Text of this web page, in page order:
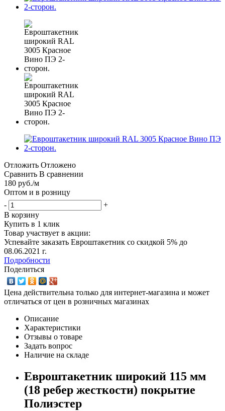
Отложить Отложено
Сравнить В сравнении
180 руб./м
Оптом и в розницу
-
+
В корзину
Купить в 1 клик
Товар участвует в акции:
Успевайте заказать Евроштакетник со скидкой 5% до
08.06.2021 г.
Подробности
Поделиться
Цена действительна только для интернет-магазина и может
отличаться от цен в розничных магазинах
Описание
Характеристики
Отзывы о товаре
Задать вопрос
Наличие на складе
Евроштакетник широкий 115 мм
(18 ребер жесткости) покрытие
Полиэстер